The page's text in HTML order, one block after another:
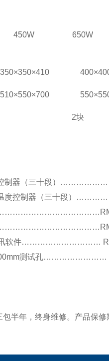
450W 650W
350×350×410
510×550×700
2块
制器 （三十段）………………
度控制器 （三十段）…………
软件…………………………
测试孔……………………
包半年，终身维修。产品保